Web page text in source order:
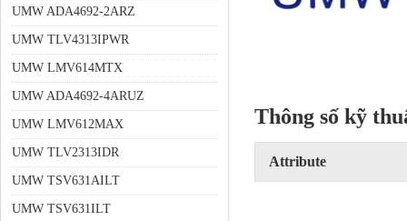
UMW ADA4692-2ARZ
UMW TLV4313IPWR
UMW LMV614MTX
UMW ADA4692-4ARUZ
UMW LMV612MAX
UMW TLV2313IDR
UMW TSV631AILT
UMW TSV631ILT
Thông số kỹ
Attribute